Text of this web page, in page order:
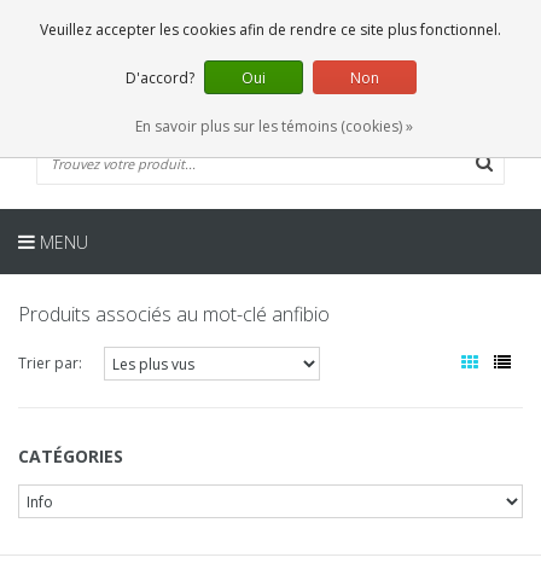
0 Articles
FR
MENU
Produits associés au mot-clé anfibio
Trier par:
CATÉGORIES
Veuillez accepter les cookies afin de rendre ce site plus fonctionnel.
D'accord? Oui Non
En savoir plus sur les témoins (cookies) »